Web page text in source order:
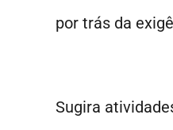
por trás da
Sugira